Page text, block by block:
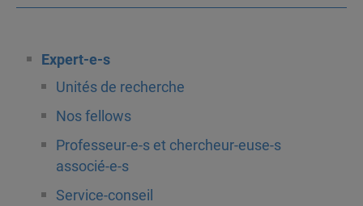
Expert-e-s
Unités de recherche
Nos fellows
Professeur-e-s et chercheur-euse-s
associé-e-s
Service-conseil